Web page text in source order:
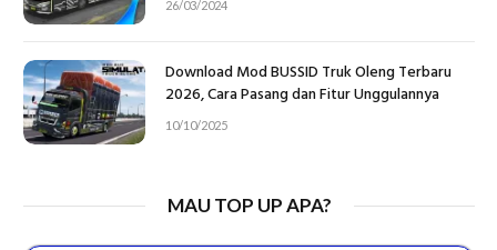
26/03/2024
Download Mod BUSSID Truk Oleng Terbaru
2026, Cara Pasang dan Fitur Unggulannya
10/10/2025
MAU TOP UP APA?